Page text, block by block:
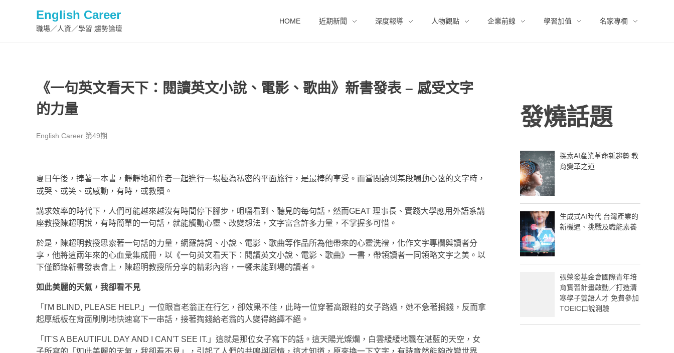
English Career
職場／人資／學習 趨勢論壇
HOME 近期新聞 深度報導 人物觀點 企業前線 學習加值 名家專欄
《一句英文看天下：閱讀英文小說、電影、歌曲》新書發表 – 感受文字
的力量
English Career 第49期
夏日午後，捧著一本書，靜靜地和作者一起進行一場極為私密的平面旅行，是最棒的享受。而當閱讀到某段觸動心弦的文字時，
或哭、或笑、或感動，有時，或救贖。
講求效率的時代下，人們可能越來越沒有時間停下腳步，咀嚼看到、聽見的每句話，然而GEAT 理事長、實踐大學應用外語系講
座教授陳超明說，有時簡單的一句話，就能觸動心靈、改變想法，文字富含許多力量，不掌握多可惜。
於是，陳超明教授思索著一句話的力量，網羅詩詞、小說、電影、歌曲等作品所為他帶來的心靈洗禮，化作文字專欄與讀者分
享，他將這兩年來的心血彙集成冊，以《一句英文看天下：閱讀英文小說、電影、歌曲》一書，帶領讀者一同領略文字之美。以
下僅節錄新書發表會上，陳超明教授所分享的精彩內容，一饗未能到場的讀者。
如此美麗的天氣，我卻看不見
「I'M BLIND, PLEASE HELP.」一位眼盲老翁正在行乞，卻效果不佳，此時一位穿著高跟鞋的女子路過，她不急著捐錢，反而拿
起厚紙板在背面刷刷地快速寫下一串話，接著掏錢給老翁的人變得絡繹不絕。
「IT'S A BEAUTIFUL DAY AND I CAN'T SEE IT.」這就是那位女子寫下的話。這天陽光燦爛，白雲緩緩地飄在湛藍的天空，女
子所寫的「如此美麗的天氣，我卻看不見」，引起了人們的共鳴與同情，這才知道，原來換一下文字，有時竟然能夠改變世界
發燒話題
探索AI產業革命新趨勢 教
育變革之道
生成式AI時代 台灣產業的
新機遇、挑戰及職能素養
張榮發基金會國際青年培
育實習計畫啟動／打造清
寒學子雙語人才 免費參加
TOEIC口說測驗